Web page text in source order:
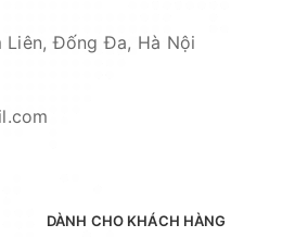
đi
TECHCOMBANK -
Liên, Đống Đa, Hà Nội
DÀNH CHO KHÁCH HÀNG